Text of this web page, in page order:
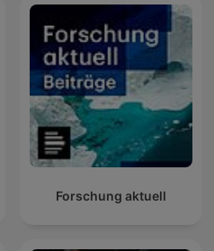
Forschung aktuell